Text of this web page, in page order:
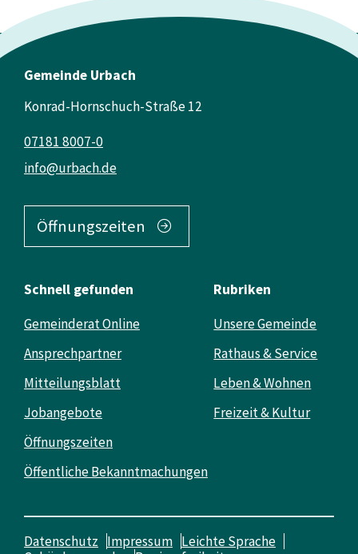
Gemeinde Urbach
Konrad-Hornschuch-Straße 12
info@urbach.de
07181 8007-0
Öffnungszeiten
Schnell gefunden
Gemeinderat Online
Ansprechpartner
Mitteilungsblatt
Jobangebote
Öffnungszeiten
Öffentliche Bekanntmachungen
Rubriken
Unsere Gemeinde
Rathaus & Service
Leben & Wohnen
Freizeit & Kultur
Datenschutz Impressum Leichte Sprache